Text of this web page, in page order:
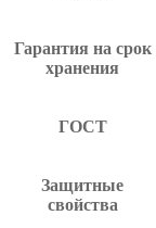
Гарантия на срок
хранения
ГОСТ
Защитные
свойства